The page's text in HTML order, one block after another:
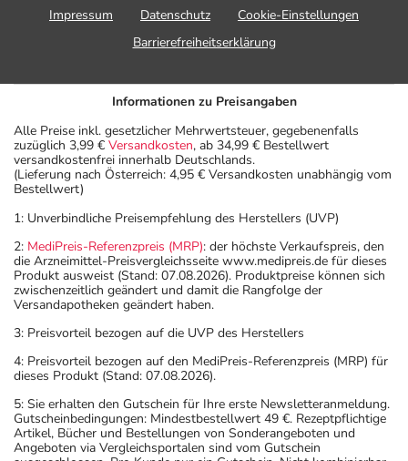
Impressum
Datenschutz
Cookie-Einstellungen
Barrierefreiheitserklärung
Informationen zu Preisangaben
Alle Preise inkl. gesetzlicher Mehrwertsteuer, gegebenenfalls
zuzüglich 3,99 € Versandkosten, ab 34,99 € Bestellwert
versandkostenfrei innerhalb Deutschlands.
(Lieferung nach Österreich: 4,95 € Versandkosten unabhängig vom
Bestellwert)
1: Unverbindliche Preisempfehlung des Herstellers (UVP)
2: MediPreis-Referenzpreis (MRP): der höchste Verkaufspreis, den
die Arzneimittel-Preisvergleichsseite www.medipreis.de für dieses
Produkt ausweist (Stand: 07.08.2026). Produktpreise können sich
zwischenzeitlich geändert und damit die Rangfolge der
Versandapotheken geändert haben.
3: Preisvorteil bezogen auf die UVP des Herstellers
4: Preisvorteil bezogen auf den MediPreis-Referenzpreis (MRP) für
dieses Produkt (Stand: 07.08.2026).
5: Sie erhalten den Gutschein für Ihre erste Newsletteranmeldung.
Gutscheinbedingungen: Mindestbestellwert 49 €. Rezeptpflichtige
Artikel, Bücher und Bestellungen von Sonderangeboten und
Angeboten via Vergleichsportalen sind vom Gutschein